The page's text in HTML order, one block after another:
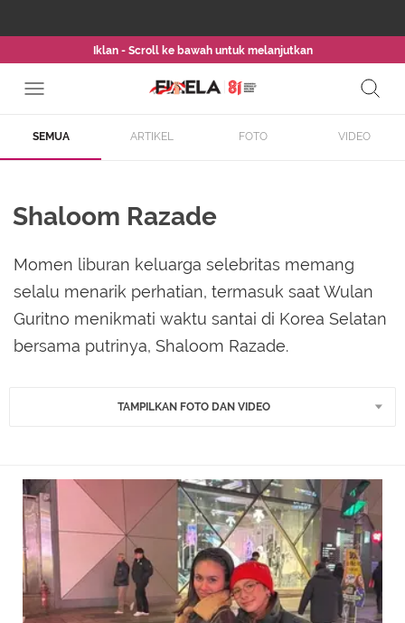
Iklan - Scroll ke bawah untuk melanjutkan
SEMUA ARTIKEL FOTO VIDEO
Shaloom Razade
Momen liburan keluarga selebritas memang
selalu menarik perhatian, termasuk saat Wulan
Guritno menikmati waktu santai di Korea Selatan
bersama putrinya, Shaloom Razade.
TAMPILKAN FOTO DAN VIDEO